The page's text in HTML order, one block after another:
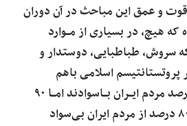
و عمق این مباحث در آن دوران
که‌ هیچ، در‌ بسیاری از مـوارد
سروش، طباطبایی، دوستدار و
اسلامی‌ باهم
می‌جنگد بیش از ۹۰ درصد مردم ایـران بـاسوادند امـا ۹۰
سال پیش‌ که‌ بیش‌ از ۸۰ درصد از مردم ایران بی‌سواد